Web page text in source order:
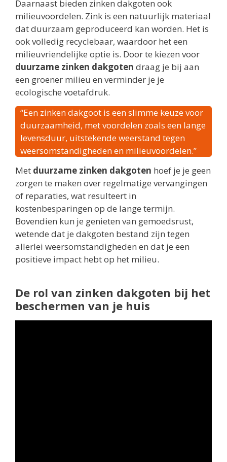
Daarnaast bieden zinken dakgoten ook
milieuvoordelen. Zink is een natuurlijk materiaal
dat duurzaam geproduceerd kan worden. Het is
ook volledig recyclebaar, waardoor het een
milieuvriendelijke optie is. Door te kiezen voor
duurzame zinken dakgoten draag je bij aan
een groener milieu en verminder je je
ecologische voetafdruk.
“Een zinken dakgoot is een slimme keuze voor
duurzaamheid, met voordelen zoals een lange
levensduur, uitstekende weerstand tegen
weersomstandigheden en milieuvoordelen.”
Met duurzame zinken dakgoten hoef je je geen
zorgen te maken over regelmatige vervangingen
of reparaties, wat resulteert in
kostenbesparingen op de lange termijn.
Bovendien kun je genieten van gemoedsrust,
wetende dat je dakgoten bestand zijn tegen
allerlei weersomstandigheden en dat je een
positieve impact hebt op het milieu.
De rol van zinken dakgoten bij het
beschermen van je huis